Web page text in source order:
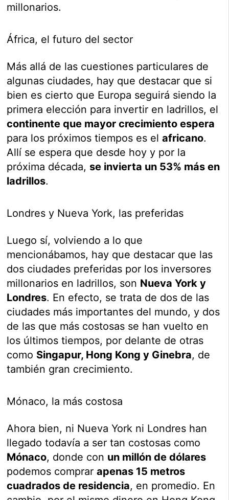
millonarios.
África, el futuro del sector
Más allá de las cuestiones particulares de
algunas ciudades, hay que destacar que si
bien es cierto que Europa seguirá siendo la
primera elección para invertir en ladrillos, el
continente que mayor crecimiento espera
para los próximos tiempos es elafricano.
Allí se espera que desde hoy y por la
próxima década, se invierta un 53% más en
ladrillos.
Londres y Nueva York, las preferidas
Luego sí, volviendo a lo que
mencionábamos, hay que destacar que las
dos ciudades preferidas por los inversores
millonarios en ladrillos, son Nueva York y
Londres. En efecto, se trata de dos de las
ciudades más importantes del mundo, y dos
de las que más costosas se han vuelto en
los últimos tiempos, por delante de otras
como Singapur, Hong Kong y Ginebra, de
también gran crecimiento.
Mónaco, la más costosa
Ahora bien, ni Nueva York ni Londres han
llegado todavía a ser tan costosas como
Mónaco, donde con un millón de dólares
podemos comprarapenas 15 metros
cuadrados de residencia, en promedio. En